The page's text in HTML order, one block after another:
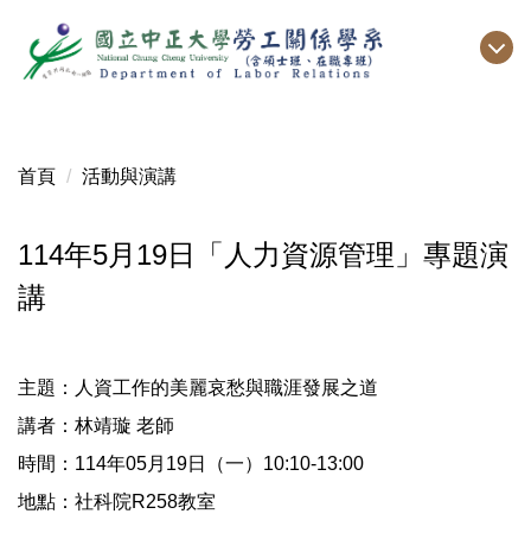
到
主
區
首頁 活動與演講
114年5月19日「人力資源管理」專題演
講
主題：人資工作的美麗哀愁與職涯發展之道
講者：林靖璇 老師
時間：114年05月19日（一）10:10-13:00
地點：社科院R258教室